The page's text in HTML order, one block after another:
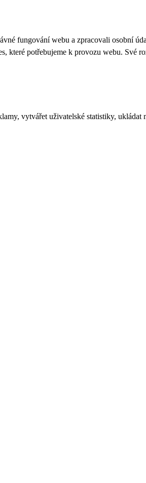
fungování webu a zpracovali osobní
které potřebujeme k provozu webu. Své
vytvářet uživatelské statistiky,